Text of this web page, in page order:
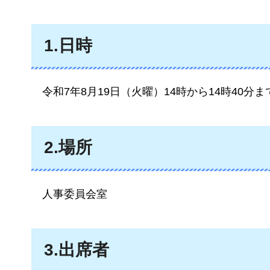
1.日時
令和7年8月19日（火曜）14時から14時40分ま
2.場所
人事委員会室
3.出席者